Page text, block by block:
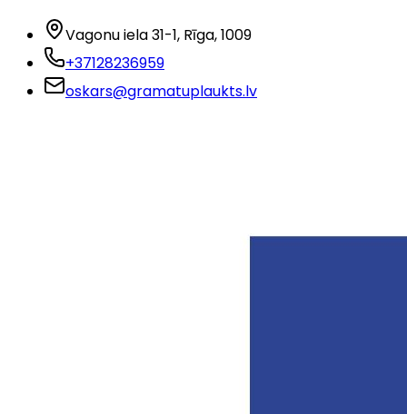
Vagonu iela 31-1, Rīga, 1009
+37128236959
oskars@gramatuplaukts.lv